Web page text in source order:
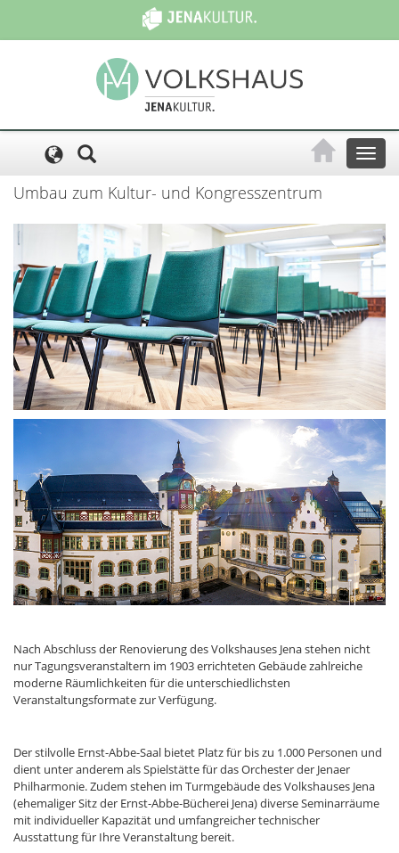
Toggle
Umbau zum Kultur- und Kongresszentrum
Nach Abschluss der Renovierung des Volkshauses Jena stehen nicht
nur Tagungsveranstaltern im 1903 errichteten Gebäude zahlreiche
moderne Räumlichkeiten für die unterschiedlichsten
Veranstaltungsformate zur Verfügung.
Der stilvolle Ernst-Abbe-Saal bietet Platz für bis zu 1.000 Personen und
dient unter anderem als Spielstätte für das Orchester der Jenaer
Philharmonie. Zudem stehen im Turmgebäude des Volkshauses Jena
(ehemaliger Sitz der Ernst-Abbe-Bücherei Jena) diverse Seminarräume
mit individueller Kapazität und umfangreicher technischer
Ausstattung für Ihre Veranstaltung bereit.